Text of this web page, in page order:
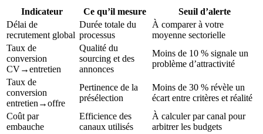
Indicateur Ce qu’il mesure
Seuil d’alerte
Délai de
recrutement global
Durée totale du
processus
À comparer à votre
moyenne sectorielle
Taux de
conversion
CV→entretien
Qualité du
sourcing et des
annonces
Moins de 10 % signale un
problème d’attractivité
Taux de
conversion
entretien→offre
Pertinence de la
présélection
Moins de 30 % révèle un
écart entre critères et réalité
Coût par
embauche
Efficience des
canaux utilisés
À calculer par canal pour
arbitrer les budgets